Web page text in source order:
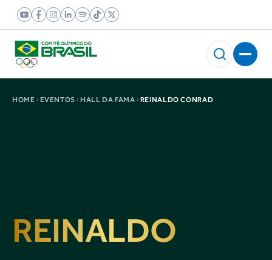
HOME EVENTOS HALL DA FAMA REINALDO CONRAD
REINALDO